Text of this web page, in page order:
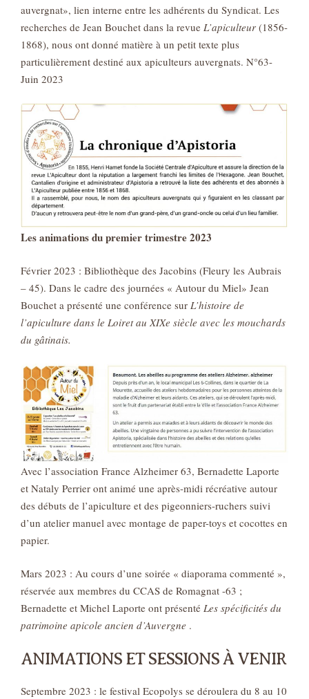
auvergnat», lien interne entre les adhérents du Syndicat. Les
recherches de Jean Bouchet dans la revue L’apiculteur (1856-
1868), nous ont donné matière à un petit texte plus
particulièrement destiné aux apiculteurs auvergnats. N°63-
Juin 2023
Les animations du premier trimestre 2023
Février 2023 : Bibliothèque des Jacobins (Fleury les Aubrais
– 45). Dans le cadre des journées « Autour du Miel» Jean
Bouchet a présenté une conférence sur L’histoire de
l’apiculture dans le Loiret au XIXe siècle avec les mouchards
du gâtinais.
Avec l’association France Alzheimer 63, Bernadette Laporte
et Nataly Perrier ont animé une après-midi récréative autour
des débuts de l’apiculture et des pigeonniers-ruchers suivi
d’un atelier manuel avec montage de paper-toys et cocottes en
papier.
Mars 2023 : Au cours d’une soirée « diaporama commenté »,
réservée aux membres du CCAS de Romagnat -63 ;
Bernadette et Michel Laporte ont présenté Les spécificités du
patrimoine apicole ancien d’Auvergne .
ANIMATIONS ET SESSIONS À VENIR
Septembre 2023 : le festival Ecopolys se déroulera du 8 au 10